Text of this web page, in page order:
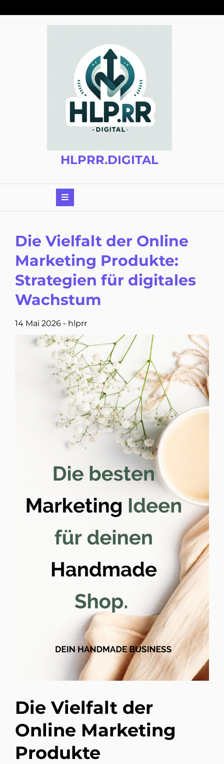
Inhalt
HLPRR.DIGITAL
Die Vielfalt der Online
Marketing Produkte:
Strategien für digitales
Wachstum
14 Mai 2026 - hlprr
Die Vielfalt der
Online Marketing
Produkte